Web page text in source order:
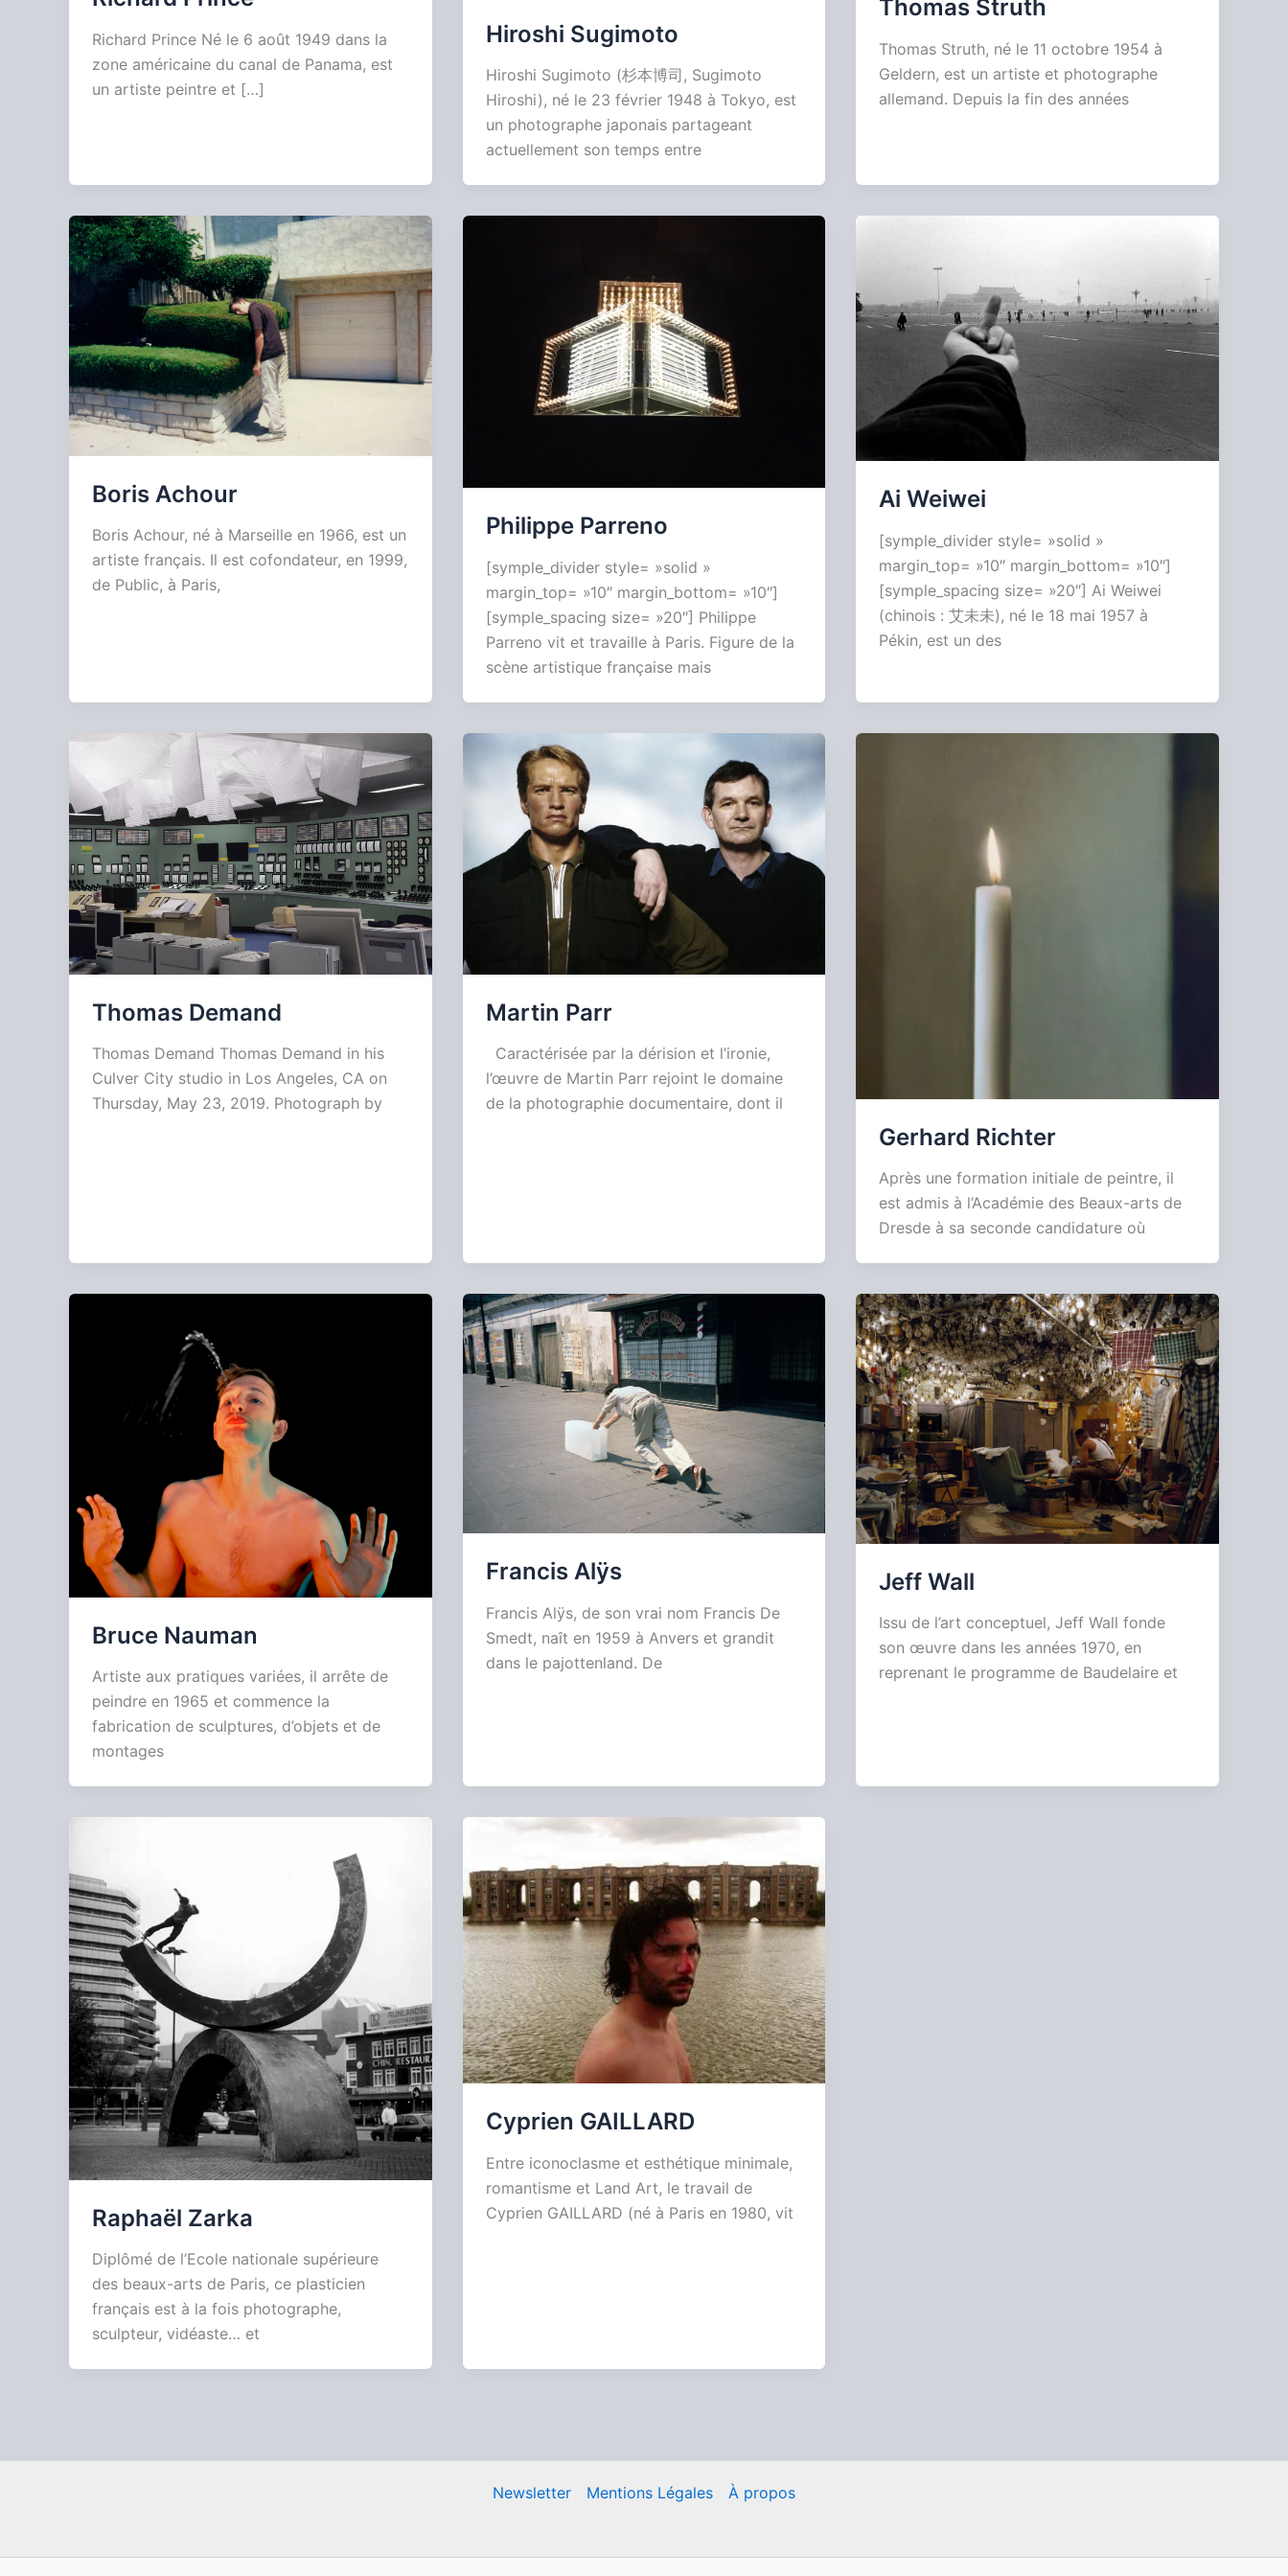
Richard Prince Né le 6 août 1949 dans la
zone américaine du canal de Panama, est
un artiste peintre et […]
Hiroshi Sugimoto
Hiroshi Sugimoto (杉本博司, Sugimoto
Hiroshi), né le 23 février 1948 à Tokyo, est
un photographe japonais partageant
actuellement son temps entre
Thomas Struth
Thomas Struth, né le 11 octobre 1954 à
Geldern, est un artiste et photographe
allemand. Depuis la fin des années
Boris Achour
Boris Achour, né à Marseille en 1966, est un
artiste français. Il est cofondateur, en 1999,
de Public, à Paris,
Philippe Parreno
[symple_divider style= »solid »
margin_top= »10″ margin_bottom= »10″]
[symple_spacing size= »20″] Philippe
Parreno vit et travaille à Paris. Figure de la
scène artistique française mais
Ai Weiwei
[symple_divider style= »solid »
margin_top= »10″ margin_bottom= »10″]
[symple_spacing size= »20″] Ai Weiwei
(chinois : 艾未未), né le 18 mai 1957 à
Pékin, est un des
Thomas Demand
Thomas Demand Thomas Demand in his
Culver City studio in Los Angeles, CA on
Thursday, May 23, 2019. Photograph by
Martin Parr
Caractérisée par la dérision et l’ironie,
l’œuvre de Martin Parr rejoint le domaine
de la photographie documentaire, dont il
Gerhard Richter
Après une formation initiale de peintre, il
est admis à l’Académie des Beaux-arts de
Dresde à sa seconde candidature où
Bruce Nauman
Artiste aux pratiques variées, il arrête de
peindre en 1965 et commence la
fabrication de sculptures, d’objets et de
montages
Francis Alÿs
Francis Alÿs, de son vrai nom Francis De
Smedt, naît en 1959 à Anvers et grandit
dans le pajottenland. De
Jeff Wall
Issu de l’art conceptuel, Jeff Wall fonde
son œuvre dans les années 1970, en
reprenant le programme de Baudelaire et
Raphaël Zarka
Diplômé de l’Ecole nationale supérieure
des beaux-arts de Paris, ce plasticien
français est à la fois photographe,
sculpteur, vidéaste… et
Cyprien GAILLARD
Entre iconoclasme et esthétique minimale,
romantisme et Land Art, le travail de
Cyprien GAILLARD (né à Paris en 1980, vit
Newsletter Mentions Légales À propos